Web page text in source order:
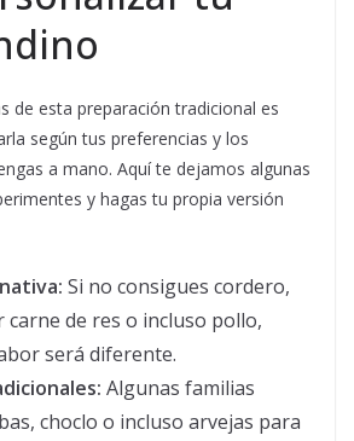
de esta preparación tradicional es
según tus preferencias y los
a mano. Aquí te dejamos algunas
y hagas tu propia versión
Si no consigues cordero,
carne de res o incluso pollo,
será diferente.
Algunas familias
choclo o incluso arvejas para